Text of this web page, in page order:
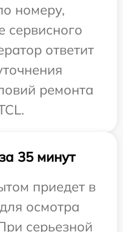
номеру,
сервисного
ответит
ремонта
35 минут
приедет в
осмотра
серьезной